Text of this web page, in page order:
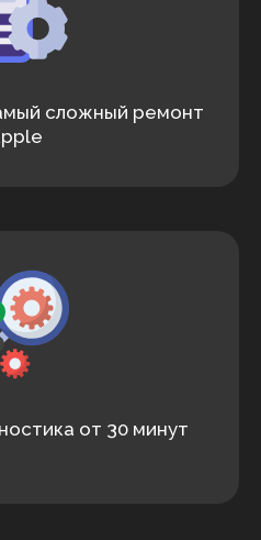
сложный ремонт
от 30 минут